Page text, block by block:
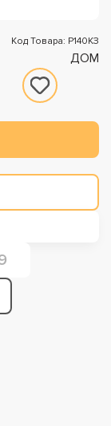
Код Товара: Р140КЗ
ДОМ